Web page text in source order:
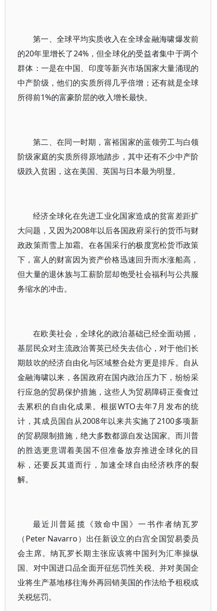
第一、全球平均实质收入在全球金融海啸爆发前
的20年里增长了24%，但全球化的受益者集中于两个
群体：一是在中国、印度等新兴市场国家大量涌现的
中产阶级，他们的实质所得几乎倍增；还有就是全球
所得前1%的富豪阶层的收入增长最快。
第二、在同一时期，富裕国家的蓝领劳工与白领
阶级家庭的实质所得原地踏步，其中还有不少中产阶
级跌入贫困，这在美国、英国与日本最为明显。
经济全球化在先进工业化国家造成的贫富差距扩
大问题，又因为2008年以后各国政府采行的货币与财
政政策而雪上加霜。在各国采行的极度宽松货币政策
下，富人的财富因为资产价格迅速回升而水涨船高，
但大量的退休族与工薪阶层却饱受社会福利与公共服
务缩水的冲击。
在欧美社会，全球化的政治基础已经全面动摇，
基层民众对主流政治菁英已经失去信心，对于他们长
期鼓吹的经济自由化与区域整合处方更是排斥。自从
金融海啸以来，各国政府在国内政治压力下，纷纷采
行应急的贸易保护措施，这些人为贸易障碍正蚕食过
去累积的自由化成果。根据WTO去年7月发布的统
计，其成员国自从2008年以来共实施了2100多项新
的贸易限制措施，绝大多数都源自发达国家。而川普
的胜选更意谓着美国不但准备放弃推进全球化的目
标，还要反其道而行，加速全球自由经济秩序的裂
解。
最近川普延揽《致命中国》一书作者纳瓦罗
（Peter Navarro）出任新设立的白宫全国贸易委员
会主席。纳瓦罗长期主张应该将中国列为汇率操纵
国、对中国进口品全面开征惩罚性关税、并对美国企
业将生产基地移往海外再回销美国的作法给予租税或
关税惩罚。